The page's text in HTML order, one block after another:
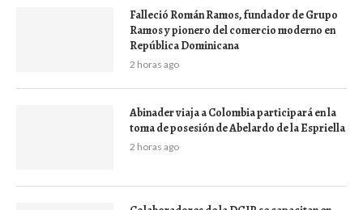
Falleció Román Ramos, fundador de Grupo
Ramos y pionero del comercio moderno en
República Dominicana
2 horas ago
Abinader viaja a Colombia participará en la
toma de posesión de Abelardo de la Espriella
2 horas ago